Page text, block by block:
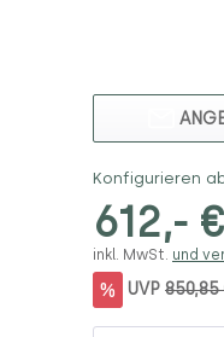
Konfigurieren
612,-
inkl. MwSt. und
% UVP 850,85